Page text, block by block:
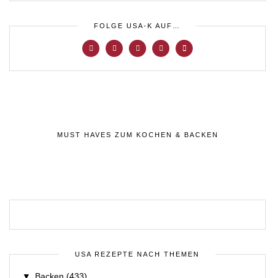
FOLGE USA-K AUF…
MUST HAVES ZUM KOCHEN & BACKEN
USA REZEPTE NACH THEMEN
▼ Backen (433)